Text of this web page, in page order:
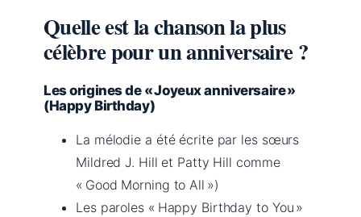
Quelle est la chanson la plus
célèbre pour un anniversaire ?
Les origines de « Joyeux anniversaire »
(Happy Birthday)
La mélodie a été écrite par les sœurs
Mildred J. Hill et Patty Hill comme
« Good Morning to All »)
Les paroles « Happy Birthday to You »